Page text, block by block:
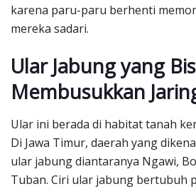
karena paru-paru berhenti
mereka sadari.
Ular Jabung yang
Membusukkan
Ular ini berada di habitat tanah
Di Jawa Timur, daerah yang
ular jabung diantaranya Ngawi,
Tuban. Ciri ular jabung bertubuh